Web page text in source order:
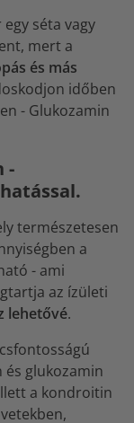
séta vagy
mert a
és más
időben
- Glukozamin
-
természetesen
a
- ami
az ízületi
lehetővé.
glukozamin
a kondroitin